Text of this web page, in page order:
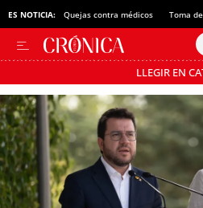
ES NOTICIA: Quejas contra médicos Toma
LLEGIR EN
Pásate al MODO